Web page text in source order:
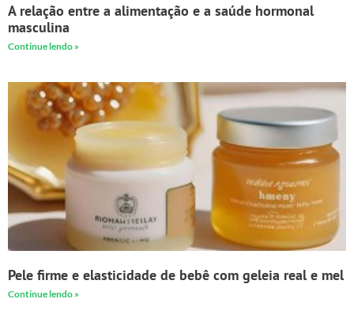
A relação entre a alimentação e a saúde hormonal
masculina
Continue lendo »
Pele firme e elasticidade de bebê com geleia real e mel
Continue lendo »